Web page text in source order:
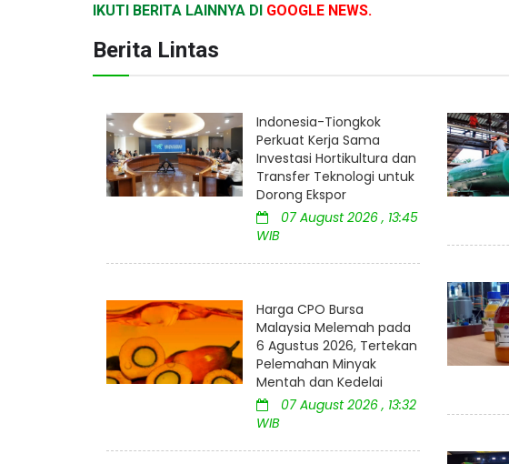
IKUTI BERITA LAINNYA DI GOOGLE NEWS.
Berita Lintas
Indonesia-Tiongkok
Perkuat Kerja Sama
Investasi Hortikultura dan
Transfer Teknologi untuk
Dorong Ekspor
07 August 2026 , 13:45
WIB
Harga CPO Bursa
Malaysia Melemah pada
6 Agustus 2026, Tertekan
Pelemahan Minyak
Mentah dan Kedelai
07 August 2026 , 13:32
WIB